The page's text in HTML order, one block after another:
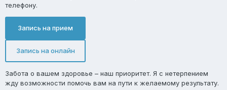
телефону.
Запись на прием
Запись на онлайн
Забота о вашем здоровье – наш приоритет. Я с нетерпением
жду возможности помочь вам на пути к желаемому результату.